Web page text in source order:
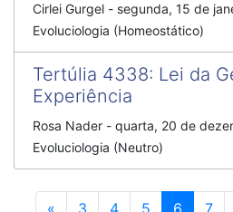
Cirlei Gurgel - segunda, 15 de
Evoluciologia (Homeostático)
Tertúlia 4338: Lei da
Experiência
Rosa Nader - quarta, 20 de
Evoluciologia (Neutro)
« Anterior
3 4 5 6 7